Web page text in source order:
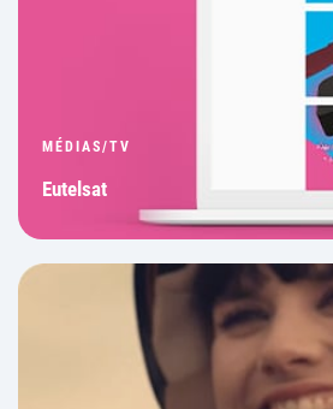
MÉDIAS/TV
Eutelsat